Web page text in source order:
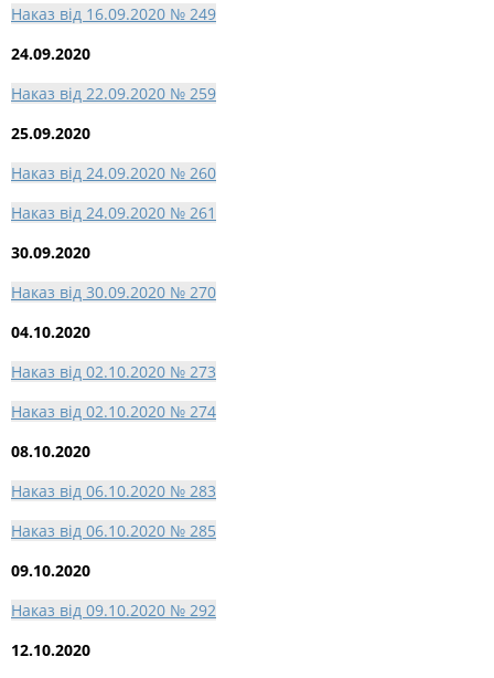
Наказ від 16.09.2020 № 249
24.09.2020
Наказ від 22.09.2020 № 259
25.09.2020
Наказ від 24.09.2020 № 260
Наказ від 24.09.2020 № 261
30.09.2020
Наказ від 30.09.2020 № 270
04.10.2020
Наказ від 02.10.2020 № 273
Наказ від 02.10.2020 № 274
08.10.2020
Наказ від 06.10.2020 № 283
Наказ від 06.10.2020 № 285
09.10.2020
Наказ від 09.10.2020 № 292
12.10.2020